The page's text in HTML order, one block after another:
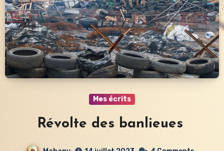
Mes écrits
Révolte des banlieues